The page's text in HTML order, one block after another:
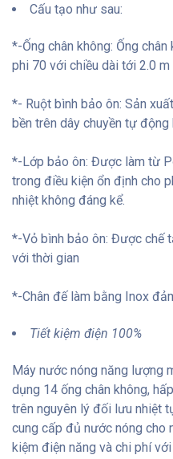
Cấu tạo như sau:
*-Ống chân không: Ống
phi 70 với chiều dài tới 2.0
*- Ruột bình bảo ôn: Sản
bền trên dây chuyền tự động
*-Lớp bảo ôn: Được làm từ
trong điều kiện ổn định cho
nhiệt không đáng kể.
*-Vỏ bình bảo ôn: Được chế
với thời gian
*-Chân đế làm bằng Inox
Tiết kiệm điện 100%
Máy nước nóng năng lượng
dụng 14 ống chân không,
trên nguyên lý đối lưu nhiệt
cung cấp đủ nước nóng cho
kiệm điện năng và chi phí